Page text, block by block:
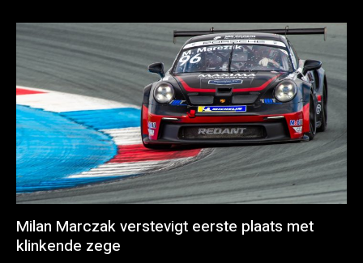
Milan Marczak verstevigt eerste plaats met
klinkende zege